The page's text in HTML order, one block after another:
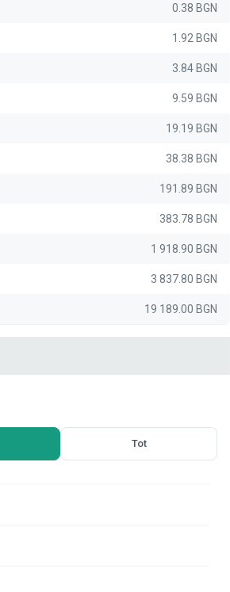
0.38 BGN
1.92 BGN
3.84 BGN
9.59 BGN
19.19 BGN
38.38 BGN
191.89 BGN
383.78 BGN
1 918.90 BGN
3 837.80 BGN
19 189.00 BGN
Tot